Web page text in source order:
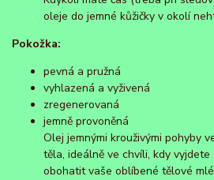
oleje do jemné kůžičky v okolí
Pokožka:
pevná a pružná
vyhlazená a vyživená
zregenerovaná
jemně provoněná
Olej jemnými krouživými pohyby
těla, ideálně ve chvíli, kdy vyjdete
obohatit vaše oblíbené tělové